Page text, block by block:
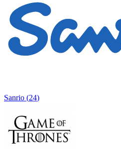
Sanrio (24)